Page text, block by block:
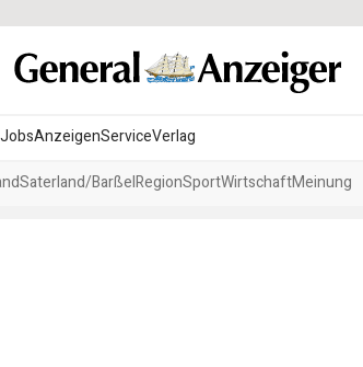
JobsAnzeigenServiceVerlag
Saterland/BarßelRegionSportWirtschaftMeinung